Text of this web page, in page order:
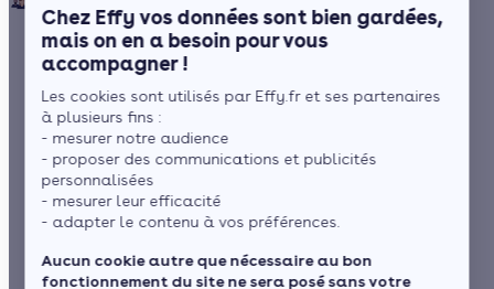
Chez Effy vos données sont bien gardées,
mais on en a besoin pour vous
accompagner !
Les cookies sont utilisés par Effy.fr et ses partenaires
à plusieurs fins :
- mesurer notre audience
- proposer des communications et publicités
personnalisées
- mesurer leur efficacité
- adapter le contenu à vos préférences.
Aucun cookie autre que nécessaire au bon
fonctionnement du site ne sera posé sans votre
Notre équipe
Rejoignez-nous Presse
Murs
Sols
Quelle est la
rentabilité d’un
panneau solaire en
2026 ?